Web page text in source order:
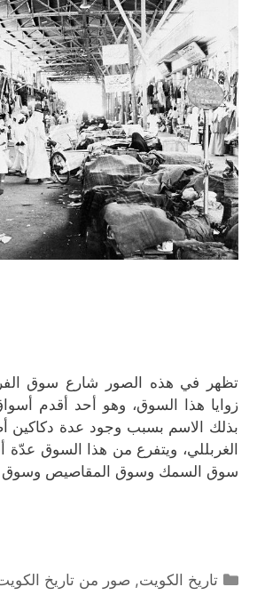
تظهر في هذه الصور شارع سوق
زوايا هذا السوق، وهو أحد أقدم
بذلك الاسم بسبب وجود عدة دكاكين
الغربللي، ويتفرع من هذا السوق عدّة
سوق السمك وسوق المقاصيص وسوق
التصنيفات
تاريخ الكويت, صور من تاريخ